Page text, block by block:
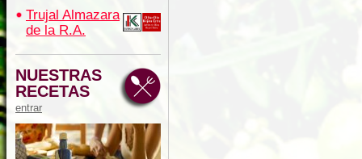
Trujal Almazara
de la R.A.
NUESTRAS
RECETAS
entrar